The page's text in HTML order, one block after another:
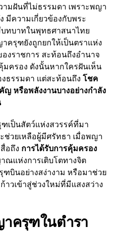
มฝันที่ไม่ธรรมดา เพราะพญา
มีความเกี่ยวข้องกับพระ
ทบาทในพุทธศาสนาไทย
ครุฑยังถูกยกให้เป็นตราแห่ง
งราชการ สะท้อนถึงอำนาจ
ครอง ดังนั้นหากใครฝันเห็น
ธรรมดา แต่สะท้อนถึง โชค
ญ หรือพลังงานบางอย่างกำลัง
เป็นสัตว์แห่งสวรรค์ที่มา
ช่วยเหลือผู้มีศรัทธา เมื่อพญา
อถึง การได้รับการคุ้มครอง
ณแห่งการเติบโตทางจิต
นอย่างสง่างาม หรือมาช่วย
าวเข้าสู่ช่วงใหม่ที่มีแสงสว่าง
ครุฑในตำรา